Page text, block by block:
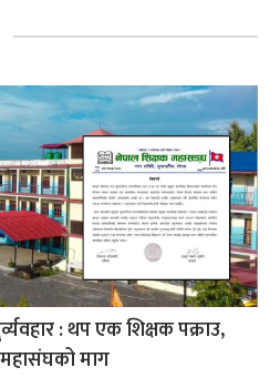
: थप एक शिक्षक पक्राउ,
महासंघको माग